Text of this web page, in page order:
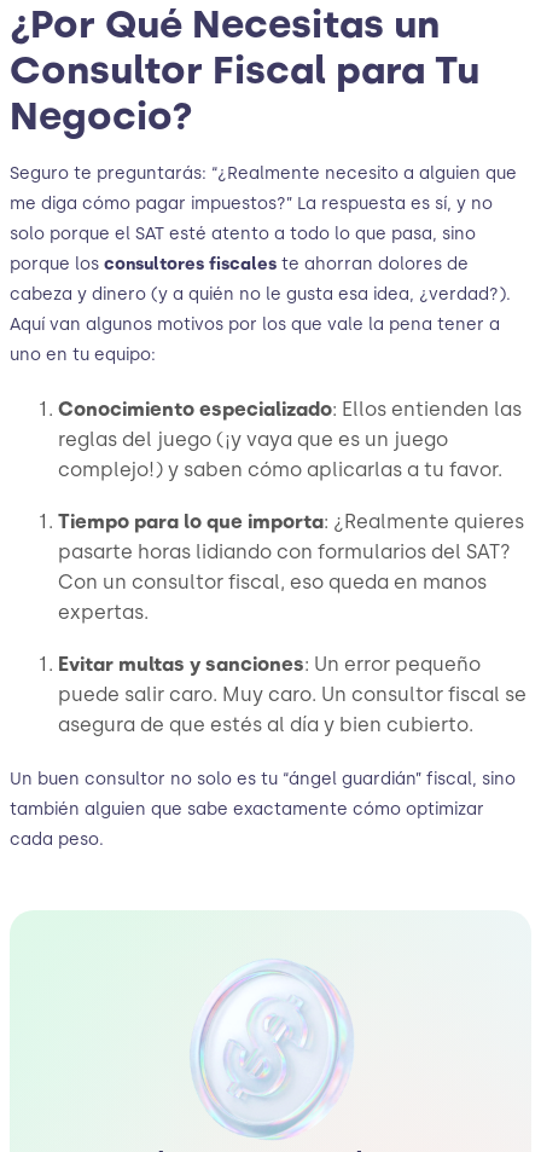
¿Por Qué Necesitas un
Consultor Fiscal para Tu
Negocio?
Seguro te preguntarás: “¿Realmente necesito a alguien que
me diga cómo pagar impuestos?” La respuesta es sí, y no
solo porque el SAT esté atento a todo lo que pasa, sino
porque los consultores fiscales te ahorran dolores de
cabeza y dinero (y a quién no le gusta esa idea, ¿verdad?).
Aquí van algunos motivos por los que vale la pena tener a
uno en tu equipo:
Conocimiento especializado: Ellos entienden las
reglas del juego (¡y vaya que es un juego
complejo!) y saben cómo aplicarlas a tu favor.
Tiempo para lo que importa: ¿Realmente quieres
pasarte horas lidiando con formularios del SAT?
Con un consultor fiscal, eso queda en manos
expertas.
Evitar multas y sanciones: Un error pequeño
puede salir caro. Muy caro. Un consultor fiscal se
asegura de que estés al día y bien cubierto.
Un buen consultor no solo es tu “ángel guardián” fiscal, sino
también alguien que sabe exactamente cómo optimizar
cada peso.